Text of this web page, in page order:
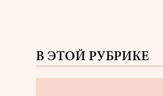
В ЭТОЙ РУБРИКЕ